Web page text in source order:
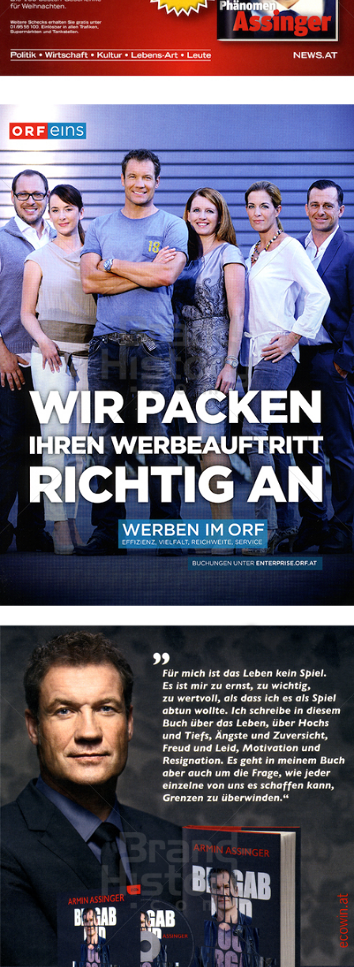
Bild-ID: 70435
ORF Österreichischer Rundfunk
ORF Österreichischer Rundfunk
2012
ecowin Red Bull Media House GmbH 2015